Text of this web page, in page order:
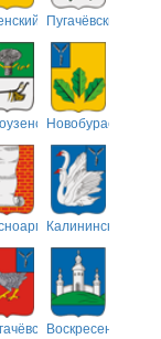
Пугачёвский
Новобурасский
Калининский
Воскресенский